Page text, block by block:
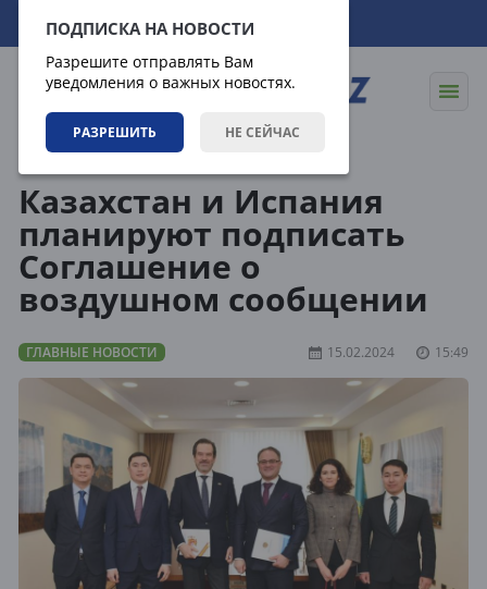
ПОДПИСКА НА НОВОСТИ
Разрешите отправлять Вам
уведомления о важных новостях.
РАЗРЕШИТЬ НЕ СЕЙЧАС
07.08.2026 03:15:02
Казахстан и Испания
планируют подписать
Соглашение о
воздушном сообщении
ГЛАВНЫЕ НОВОСТИ 15.02.2024 15:49